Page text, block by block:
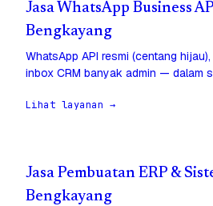
Jasa WhatsApp Business
Bengkayang
WhatsApp API resmi (centang
inbox CRM banyak admin — dalam
Lihat layanan →
Jasa Pembuatan ERP &
Bengkayang